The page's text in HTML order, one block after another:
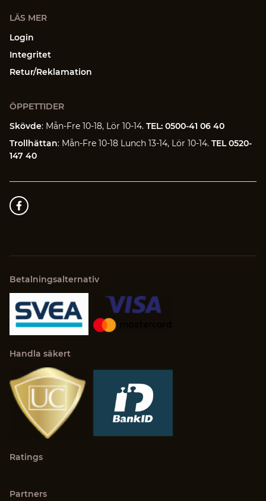
LÄS MER
Login
Integritet
Retur/Reklamation
ÖPPETTIDER
Skövde: Mån-Fre 10-18, Lör 10-14. TEL: 0500-41 06 40
Trollhättan: Mån-Fre 10-18 Lunch 13-14, Lör 10-14. TEL 0520-
147 40
Betalningsalternativ
Handla säkert
Ratings
Partners